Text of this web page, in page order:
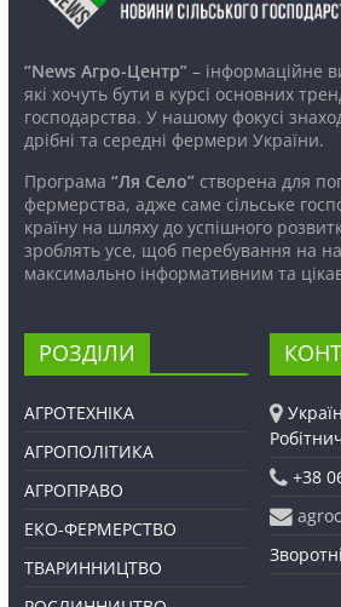
“News Агро-Центр”– інформаційне
які хочуть бути в курсі основних
господарства. У нашому фокусі
дрібні та середні фермери України.
Програма “Ля Село”створена для
фермерства, адже саме сільське
країну на шляху до успішного
зроблять усе, щоб перебування на
максимально інформативним та
РОЗДІЛИ
АГРОТЕХНІКА
АГРОПОЛІТИКА
АГРОПРАВО
ЕКО-ФЕРМЕРСТВО
ТВАРИННИЦТВО
+38